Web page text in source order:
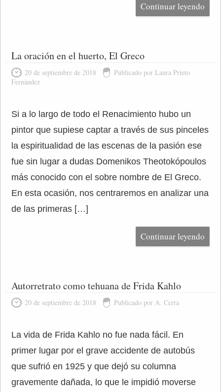
Continuar leyendo
La oración en el huerto, El Greco
20 de septiembre de 2018
Publicado por Laura Prieto
Fernández
Si a lo largo de todo el Renacimiento hubo un
pintor que supiese captar a través de sus pinceles
la espiritualidad de las escenas de la pasión ese
fue sin lugar a dudas Domenikos Theotokópoulos
más conocido con el sobre nombre de El Greco.
En esta ocasión, nos centraremos en analizar una
de las primeras […]
Continuar leyendo
Autorretrato como tehuana de Frida Kahlo
20 de septiembre de 2018 Publicado por A. Cerra
La vida de Frida Kahlo no fue nada fácil. En
primer lugar por el grave accidente de autobús
que sufrió en 1925 y que dejó su columna
gravemente dañada, lo que le impidió moverse